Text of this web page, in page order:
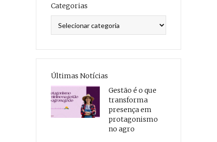
Categorias
Últimas Notícias
Gestão é o que
transforma
presença em
protagonismo
no agro